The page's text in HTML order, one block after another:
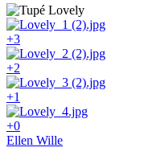
+3
+2
+1
+0
Ellen Wille